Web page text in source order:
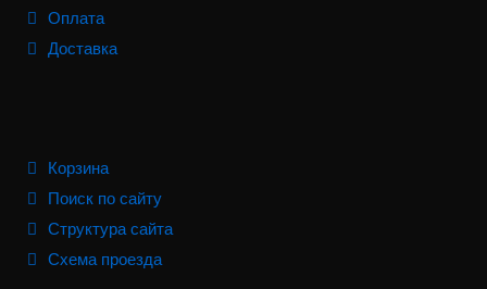
Оплата
Доставка
Корзина
Поиск по сайту
Структура сайта
Схема проезда